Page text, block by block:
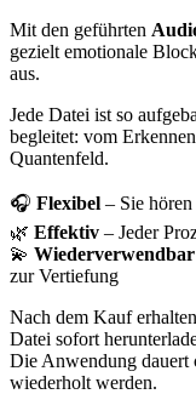
Mit den geführten
gezielt emotionale
aus.
Jede Datei ist so
begleitet: vom
Quantenfeld.
🎧 Flexibel – Sie
🌿 Effektiv – Jeder
💫 Wiederverwendbar
zur Vertiefung
Nach dem Kauf
Datei sofort
Die Anwendung dauert
wiederholt werden.